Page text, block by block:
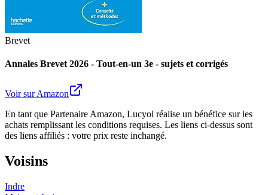
Brevet
Annales Brevet 2026 - Tout-en-un 3e - sujets et corrigés
Voir sur Amazon
En tant que Partenaire Amazon, Lucyol réalise un bénéfice sur les
achats remplissant les conditions requises. Les liens ci-dessus sont
des liens affiliés : votre prix reste inchangé.
Voisins
Indre